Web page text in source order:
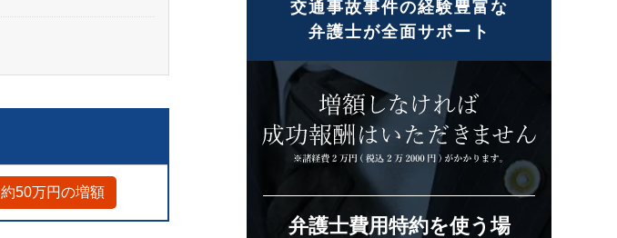
約50万円の増額
交通事故事件の経験豊富な
弁護士が全面サポート
弁護士費用特約を使う場